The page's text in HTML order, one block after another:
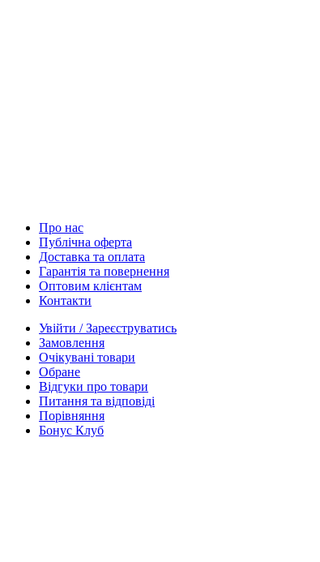
Про нас
Публічна оферта
Доставка та оплата
Гарантія та повернення
Оптовим клієнтам
Контакти
Увійти / Зареєструватись
Замовлення
Очікувані товари
Обране
Відгуки про товари
Питання та відповіді
Порівняння
Бонус Клуб